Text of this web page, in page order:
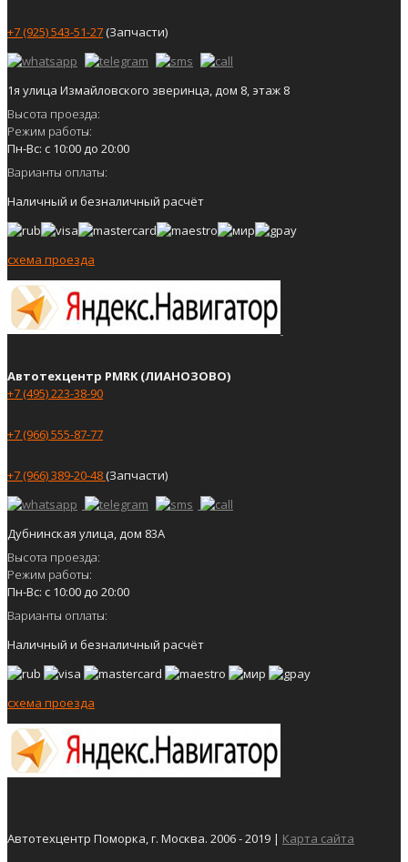
+7 (925) 543-51-27(Запчасти)
1я улица Измайловского зверинца, дом 8, этаж 8
Высота проезда:
Режим работы:
Пн-Вс: с 10:00 до 20:00
Варианты оплаты:
Наличный и безналичный расчёт
схема проезда
Автотехцентр PMRK (ЛИАНОЗОВО)
+7 (495) 223-38-90
+7 (966) 555-87-77
+7 (966) 389-20-48(Запчасти)
Дубнинская улица, дом 83А
Высота проезда:
Режим работы:
Пн-Вс: с 10:00 до 20:00
Варианты оплаты:
Наличный и безналичный расчёт
схема проезда
Автотехцентр Поморка, г. Москва. 2006 - 2019 | Карта сайта